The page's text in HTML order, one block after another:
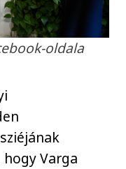
oldala
Varga